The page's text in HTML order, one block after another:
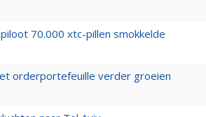
70.000 xtc-pillen smokkelde
orderportefeuille verder groeien